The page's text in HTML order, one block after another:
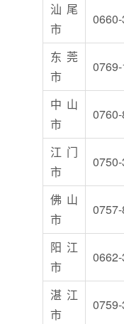
汕尾
市
东莞
市
中山
市
江门
市
佛山
市
阳江
市
湛江
市